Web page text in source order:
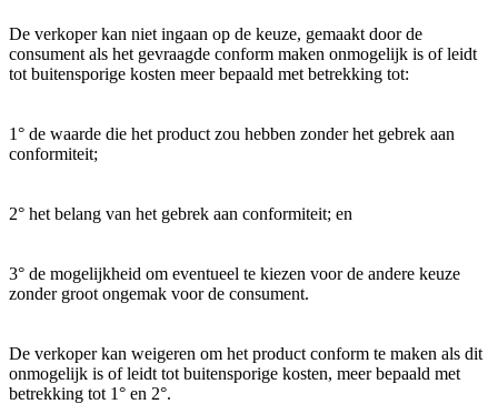
De verkoper kan niet ingaan op de keuze, gemaakt door de
consument als het gevraagde conform maken onmogelijk is of leidt
tot buitensporige kosten meer bepaald met betrekking tot:
1° de waarde die het product zou hebben zonder het gebrek aan
conformiteit;
2° het belang van het gebrek aan conformiteit; en
3° de mogelijkheid om eventueel te kiezen voor de andere keuze
zonder groot ongemak voor de consument.
De verkoper kan weigeren om het product conform te maken als dit
onmogelijk is of leidt tot buitensporige kosten, meer bepaald met
betrekking tot 1° en 2°.